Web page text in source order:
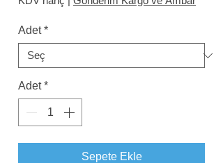
Kilogram
₺350,00
Adet *
Adet *
Sepete Ekle